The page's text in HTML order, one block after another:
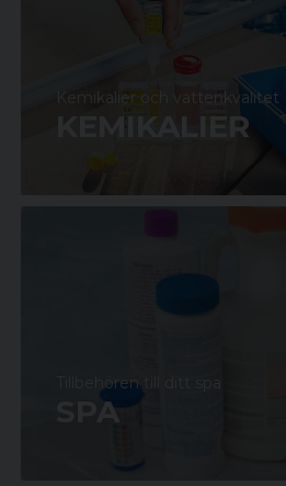
KEMIKALIER
Kemikalier och vattenkvalitet
SPA
Tillbehören till ditt spa